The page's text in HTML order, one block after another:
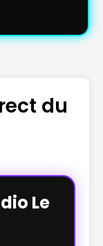
du
Le